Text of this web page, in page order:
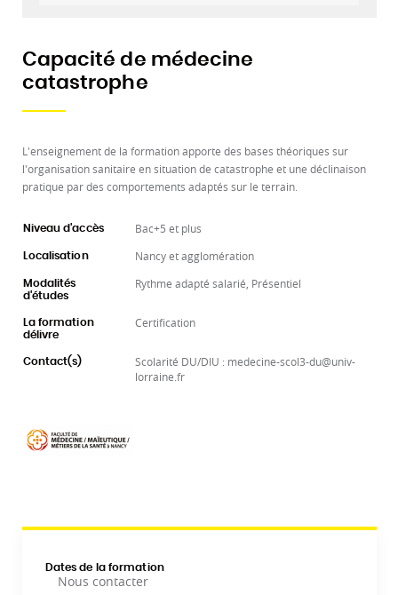
Capacité de médecine
catastrophe
L'enseignement de la formation apporte des bases théoriques sur
l'organisation sanitaire en situation de catastrophe et une déclinaison
pratique par des comportements adaptés sur le terrain.
Niveau d'accès Bac+5 et plus
Localisation Nancy et agglomération
Modalités
d'études
Rythme adapté salarié, Présentiel
La formation
délivre
Certification
Contact(s)
Scolarité DU/DIU : medecine-scol3-du@univ-
lorraine.fr
Dates de la formation
Nous contacter